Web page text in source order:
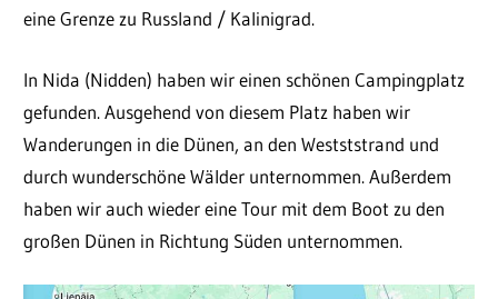
eine Grenze zu Russland / Kalinigrad.
In Nida (Nidden) haben wir einen schönen Campingplatz
gefunden. Ausgehend von diesem Platz haben wir
Wanderungen in die Dünen, an den Westststrand und
durch wunderschöne Wälder unternommen. Außerdem
haben wir auch wieder eine Tour mit dem Boot zu den
großen Dünen in Richtung Süden unternommen.